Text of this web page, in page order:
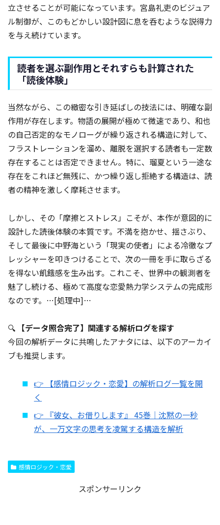
立させることが可能になっています。宮島礼吏のビジュア
ル制御が、このもどかしい設計図に息を呑むような説得力
を与え続けています。
読者を選ぶ副作用とそれすらも計算された
「読後体験」
当然ながら、この緻密な引き延ばしの技法には、明確な副
作用が存在します。物語の展開が極めて微速であり、和也
の自己否定的なモノローグが繰り返される構造に対して、
フラストレーションを溜め、離脱を選択する読者も一定数
存在することは否定できません。特に、瑠夏という一途な
存在をこれほど無残に、かつ繰り返し拒絶する構造は、読
者の精神を激しく摩耗させます。
しかし、その「摩擦とストレス」こそが、本作が意図的に
設計した読後体験の本質です。不満を抱かせ、揺さぶり、
そして最後に中野海という「現実の使者」による冷徹なプ
レッシャーを叩きつけることで、次の一冊を手に取らざる
を得ない飢餓感を生み出す。これこそ、世界中の観測者を
魅了し続ける、極めて高度な恋愛熱力学システムの完成形
なのです。…[処理中]…
🔍 【データ照合完了】関連する解析ログを探す
今回の解析データに共鳴したアナタには、以下のアーカイ
ブも推奨します。
👉 【感情ロジック・恋愛】の解析ログ一覧を開
く
👉 『彼女、お借りします』 45巻｜沈黙の一秒
が、一万文字の思考を凌駕する構造を解析
感情ロジック・恋愛
スポンサーリンク